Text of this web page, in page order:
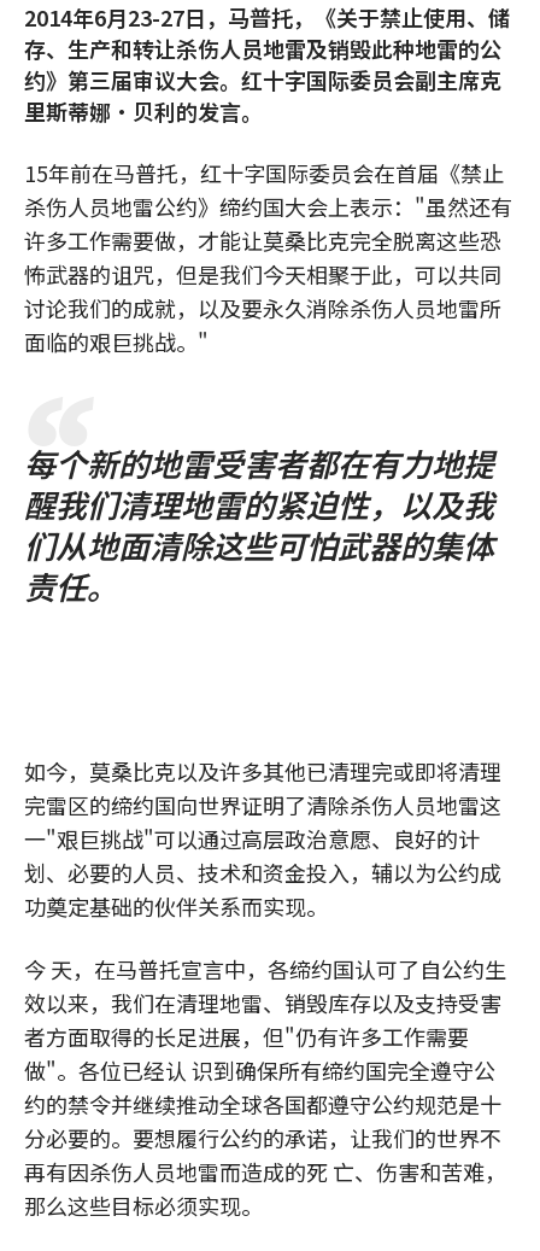
2014年6月23-27日，马普托，《关于禁止使用、储
存、生产和转让杀伤人员地雷及销毁此种地雷的公
约》第三届审议大会。红十字国际委员会副主席克
里斯蒂娜•贝利的发言。
15年前在马普托，红十字国际委员会在首届《禁止
杀伤人员地雷公约》缔约国大会上表示："虽然还有
许多工作需要做，才能让莫桑比克完全脱离这些恐
怖武器的诅咒，但是我们今天相聚于此，可以共同
讨论我们的成就，以及要永久消除杀伤人员地雷所
面临的艰巨挑战。"
每个新的地雷受害者都在有力地提
醒我们清理地雷的紧迫性，以及我
们从地面清除这些可怕武器的集体
责任。
如今，莫桑比克以及许多其他已清理完或即将清理
完雷区的缔约国向世界证明了清除杀伤人员地雷这
一"艰巨挑战"可以通过高层政治意愿、良好的计
划、必要的人员、技术和资金投入，辅以为公约成
功奠定基础的伙伴关系而实现。
今 天，在马普托宣言中，各缔约国认可了自公约生
效以来，我们在清理地雷、销毁库存以及支持受害
者方面取得的长足进展，但"仍有许多工作需要
做"。各位已经认 识到确保所有缔约国完全遵守公
约的禁令并继续推动全球各国都遵守公约规范是十
分必要的。要想履行公约的承诺，让我们的世界不
再有因杀伤人员地雷而造成的死 亡、伤害和苦难，
那么这些目标必须实现。